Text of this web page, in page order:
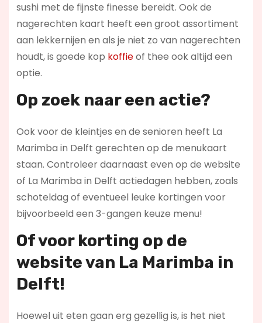
sushi met de fijnste finesse bereidt. Ook de
nagerechten kaart heeft een groot assortiment
aan lekkernijen en als je niet zo van nagerechten
houdt, is goede kop koffieof thee ook altijd een
optie.
Op zoek naar een actie?
Ook voor de kleintjes en de senioren heeft La
Marimba in Delft gerechten op de menukaart
staan. Controleer daarnaast even op de website
of La Marimba in Delft actiedagen hebben, zoals
schoteldag of eventueel leuke kortingen voor
bijvoorbeeld een 3-gangen keuze menu!
Of voor korting op de
website van La Marimba in
Delft!
Hoewel uit eten gaan erg gezellig is, is het niet